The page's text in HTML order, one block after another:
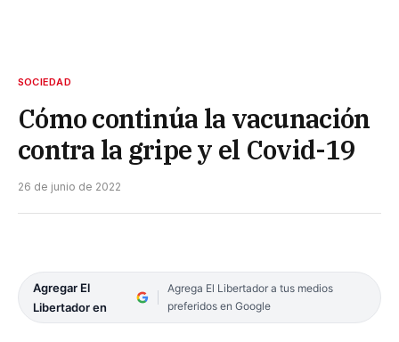
SOCIEDAD
Cómo continúa la vacunación
contra la gripe y el Covid-19
26 de junio de 2022
Agregar El
Libertador en
Agrega El Libertador a tus medios
preferidos en Google